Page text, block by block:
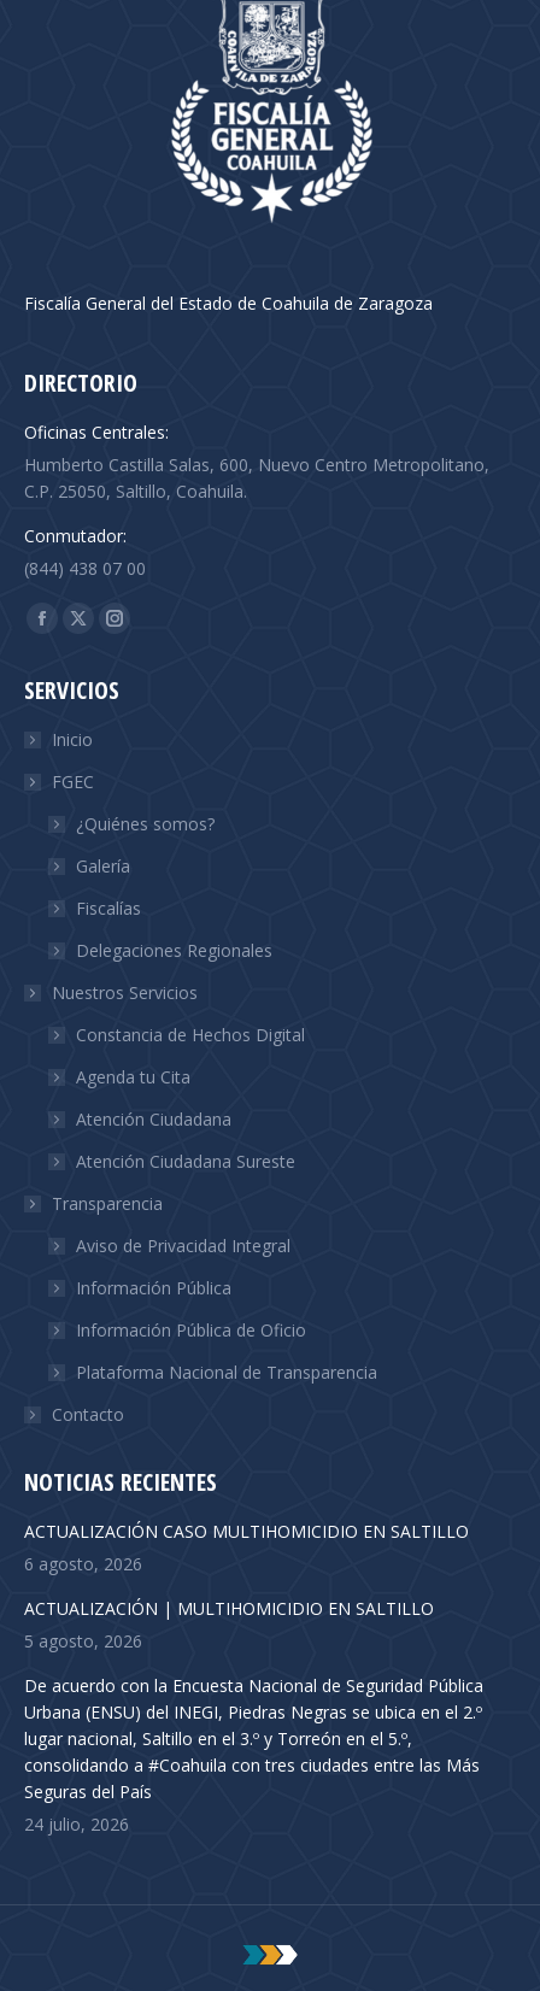
Fiscalía General del Estado de Coahuila de Zaragoza
DIRECTORIO
Oficinas Centrales:
Humberto Castilla Salas, 600, Nuevo Centro Metropolitano,
C.P. 25050, Saltillo, Coahuila.
Conmutador:
(844) 438 07 00
Find us on:
Facebook
opens
window
X
opens
window
Instagram
opens
SERVICIOS
Inicio
FGEC
¿Quiénes somos?
Galería
Fiscalías
Delegaciones Regionales
Nuestros Servicios
Constancia de Hechos Digital
Agenda tu Cita
Atención Ciudadana
Atención Ciudadana Sureste
Transparencia
Aviso de Privacidad Integral
Información Pública
Información Pública de Oficio
Plataforma Nacional de Transparencia
Contacto
NOTICIAS RECIENTES
ACTUALIZACIÓN CASO MULTIHOMICIDIO EN SALTILLO
6 agosto, 2026
ACTUALIZACIÓN | MULTIHOMICIDIO EN SALTILLO
5 agosto, 2026
De acuerdo con la Encuesta Nacional de Seguridad Pública
Urbana (ENSU) del INEGI, Piedras Negras se ubica en el 2.º
lugar nacional, Saltillo en el 3.º y Torreón en el 5.º,
consolidando a #Coahuila con tres ciudades entre las Más
Seguras del País
24 julio, 2026